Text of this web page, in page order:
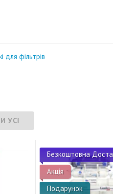
для фільтрів
Безкоштовна
Акція
Подарунок